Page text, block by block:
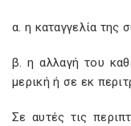
α. η καταγγελία της
β. η αλλαγή του
μερική ή σε εκ
Σε αυτές τις